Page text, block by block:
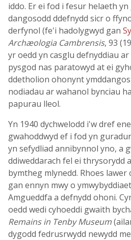
iddo. Er ei fod i fesur helaeth
dangosodd ddefnydd sicr o
derfynol (fe'i hadolygwyd gan
Archæologia Cambrensis, 93
yr oedd yn casglu defnyddiau
pysgod nas paratowyd at ei
ddetholion ohonynt
nodiadau ar wahanol bynciau
papurau lleol.
Yn 1940 dychwelodd i'w dref
gwahoddwyd ef i fod yn
yn sefydliad annibynnol yno, a
ddiweddarach fel ei thrysorydd
bymtheg mlynedd. Rhoes
gan ennyn mwy o
Amgueddfa a defnydd ohoni.
oedd wedi cyhoeddi gwaith
Remains in Tenby Museum
dygodd fedrusrwydd newydd